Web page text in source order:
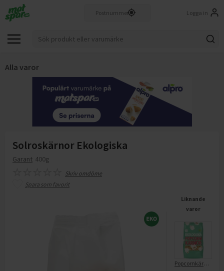
Logga in
Alla varor
Solroskärnor Ekologiska
Garant 400g
Skriv omdöme
Spara som favorit
Liknande
varor
Popcornkärnor Ekologiska